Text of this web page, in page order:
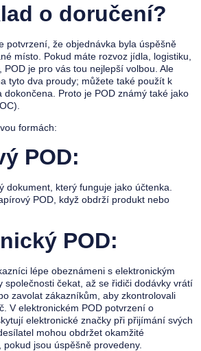
o doručení?
potvrzení, že objednávka byla úspěšně
místo. Pokud máte rozvoz jídla, logistiku,
POD je pro vás tou nejlepší volbou. Ale
tyto dva proudy; můžete také použít k
dokončena. Proto je POD známý také jako
formách:
POD:
dokument, který funguje jako účtenka.
POD, když obdrží produkt nebo
POD:
lépe obeznámeni s elektronickým
společnosti čekat, až se řidiči dodávky vrátí
zavolat zákazníkům, aby zkontrolovali
V elektronickém POD potvrzení o
elektronické značky při přijímání svých
mohou obdržet okamžité
jsou úspěšně provedeny.